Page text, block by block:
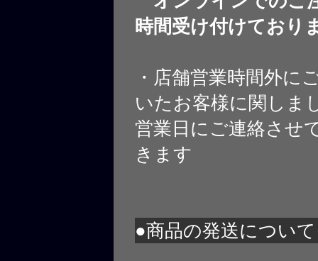
時間受け付けており
・店舗営業時間外に
いたお客様に関しま
営業日にご連絡させ
きます
●商品の発送について